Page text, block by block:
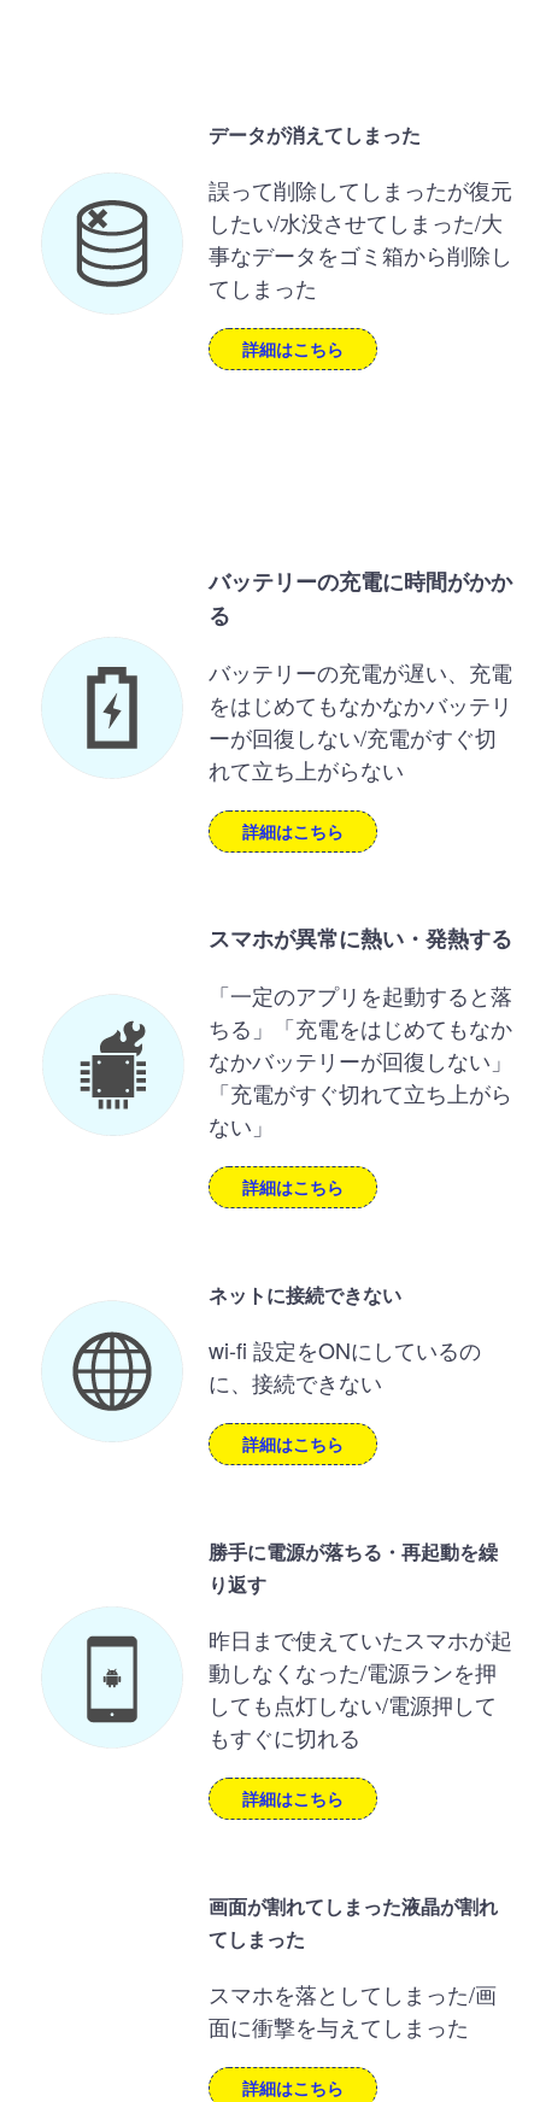
データが消えてしまった
誤って削除してしまったが復元
したい/水没させてしまった/大
事なデータをゴミ箱から削除し
てしまった
詳細はこちら
バッテリーの充電に時間がかか
る
バッテリーの充電が遅い、充電
をはじめてもなかなかバッテリ
ーが回復しない/充電がすぐ切
れて立ち上がらない
詳細はこちら
スマホが異常に熱い・発熱する
「一定のアプリを起動すると落
ちる」「充電をはじめてもなか
なかバッテリーが回復しない」
「充電がすぐ切れて立ち上がら
ない」
詳細はこちら
ネットに接続できない
wi-fi 設定をONにしているの
に、接続できない
詳細はこちら
勝手に電源が落ちる・再起動を繰
り返す
昨日まで使えていたスマホが起
動しなくなった/電源ランを押
しても点灯しない/電源押して
もすぐに切れる
詳細はこちら
画面が割れてしまった液晶が割れ
てしまった
スマホを落としてしまった/画
面に衝撃を与えてしまった
詳細はこちら